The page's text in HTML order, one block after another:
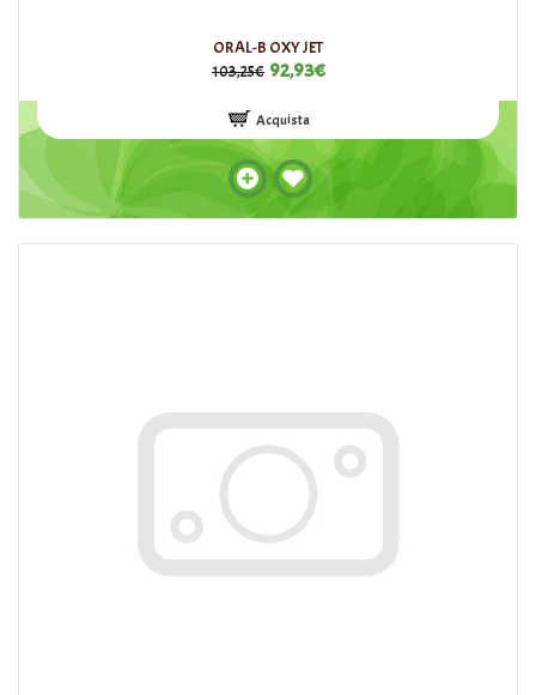
ORAL-B OXY JET
103,25€ 92,93€
Acquista